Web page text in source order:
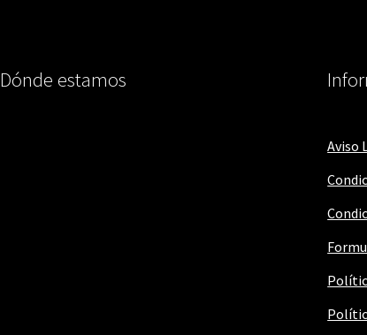
Dónde estamos
Aviso